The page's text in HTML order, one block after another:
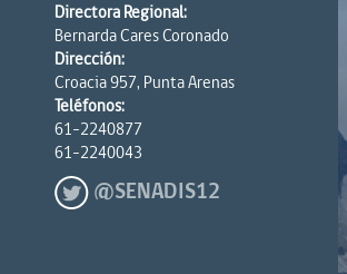
Directora Regional:
Bernarda Cares Coronado
Dirección:
Croacia 957, Punta Arenas
Teléfonos:
61-2240877
61-2240043
@SENADIS12